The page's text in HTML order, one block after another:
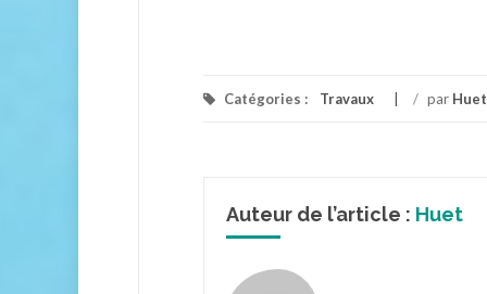
Catégories : Travaux / par Huet
Auteur de l’article : Huet